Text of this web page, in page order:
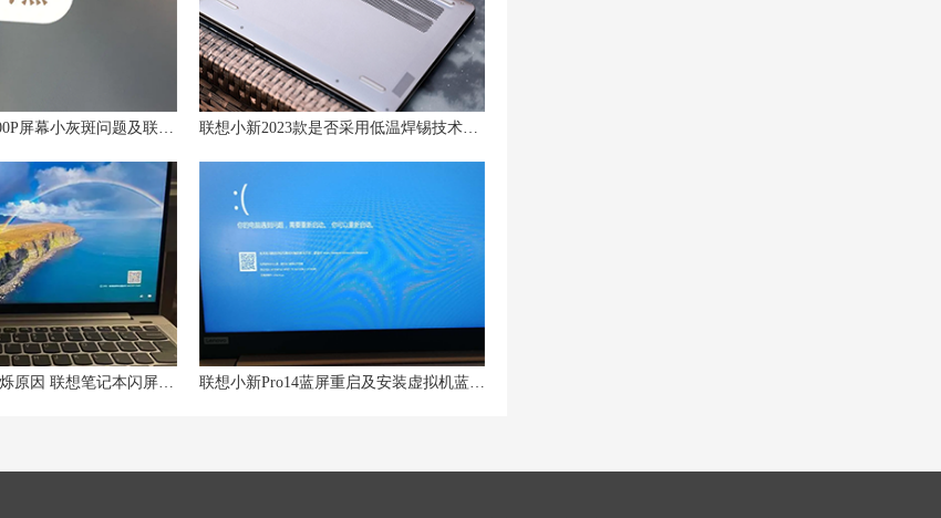
联想小新2023款是否采用低温焊锡技术及联想小新14pro低温焊锡的优势
联想小新Pro14蓝屏重启及安装虚拟机蓝屏问题解析